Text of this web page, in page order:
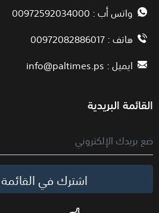
واتس أب : 00972592034000
هاتف : 00972082886017
ايميل :info@paltimes.ps
القائمة البريدية
اشترك في القائمة